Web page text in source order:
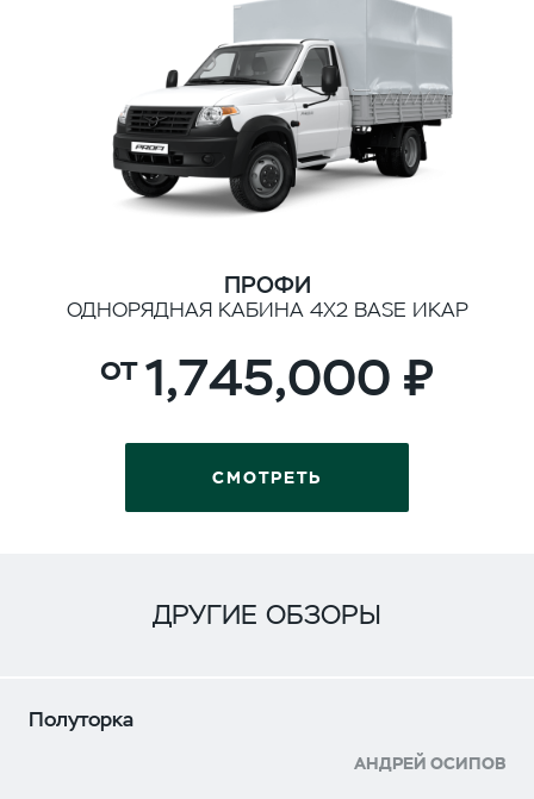
ПРОФИ
ОДНОРЯДНАЯ КАБИНА 4Х2 BASE ИКАР
1,745,000
СМОТРЕТЬ
ДРУГИЕ ОБЗОРЫ
Полуторка
АНДРЕЙ ОСИПОВ